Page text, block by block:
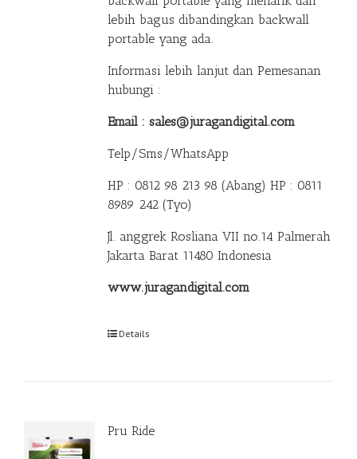
lebih bagus dibandingkan backwall
portable yang ada.
Informasi lebih lanjut dan Pemesanan
hubungi :
Email : sales@juragandigital.com
Telp/Sms/WhatsApp
HP : 0812 98 213 98 (Abang) HP : 0811
8989 242 (Tyo)
Jl. anggrek Rosliana VII no.14 Palmerah
Jakarta Barat 11480 Indonesia
www.juragandigital.com
Details
Pru Ride